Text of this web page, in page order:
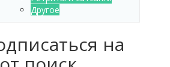
Другое
на